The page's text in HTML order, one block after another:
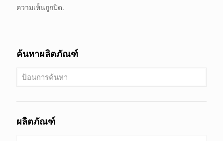
ความเห็นถูกปิด.
ค้นหาผลิตภัณฑ์
ผลิตภัณฑ์